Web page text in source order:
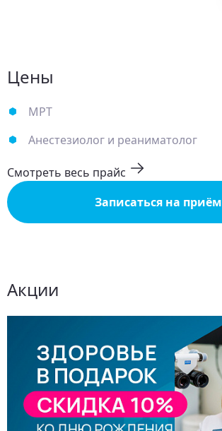
Цены
МРТ
Анестезиолог и реаниматолог
Смотреть весь прайс
Записаться на приём
Акции